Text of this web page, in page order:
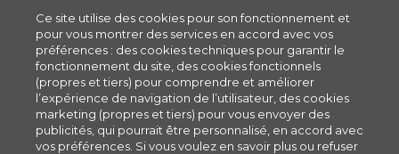
Ce site utilise des cookies pour son fonctionnement et
pour vous montrer des services en accord avec vos
préférences : des cookies techniques pour garantir le
fonctionnement du site, des cookies fonctionnels
(propres et tiers) pour comprendre et améliorer
l’expérience de navigation de l’utilisateur, des cookies
marketing (propres et tiers) pour vous envoyer des
publicités, qui pourrait être personnalisé, en accord avec
vos préférences. Si vous voulez en savoir plus ou refuser